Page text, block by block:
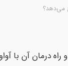
می‌دهد؟
درمان آن با